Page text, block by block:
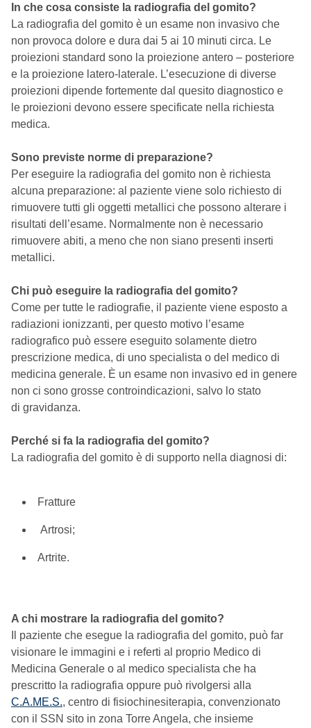
In che cosa consiste la radiografia del gomito?
La radiografia del gomito è un esame non invasivo che
non provoca dolore e dura dai 5 ai 10 minuti circa. Le
proiezioni standard sono la proiezione antero – posteriore
e la proiezione latero-laterale. L’esecuzione di diverse
proiezioni dipende fortemente dal quesito diagnostico e
le proiezioni devono essere specificate nella richiesta
medica.
Sono previste norme di preparazione?
Per eseguire la radiografia del gomito non è richiesta
alcuna preparazione: al paziente viene solo richiesto di
rimuovere tutti gli oggetti metallici che possono alterare i
risultati dell’esame. Normalmente non è necessario
rimuovere abiti, a meno che non siano presenti inserti
metallici.
Chi può eseguire la radiografia del gomito?
Come per tutte le radiografie, il paziente viene esposto a
radiazioni ionizzanti, per questo motivo l’esame
radiografico può essere eseguito solamente dietro
prescrizione medica, di uno specialista o del medico di
medicina generale. È un esame non invasivo ed in genere
non ci sono grosse controindicazioni, salvo lo stato
di gravidanza.
Perché si fa la radiografia del gomito?
La radiografia del gomito è di supporto nella diagnosi di:
Fratture
Artrosi;
Artrite.
A chi mostrare la radiografia del gomito?
Il paziente che esegue la radiografia del gomito, può far
visionare le immagini e i referti al proprio Medico di
Medicina Generale o al medico specialista che ha
prescritto la radiografia oppure può rivolgersi alla
C.A.ME.S., centro di fisiochinesiterapia, convenzionato
con il SSN sito in zona Torre Angela, che insieme